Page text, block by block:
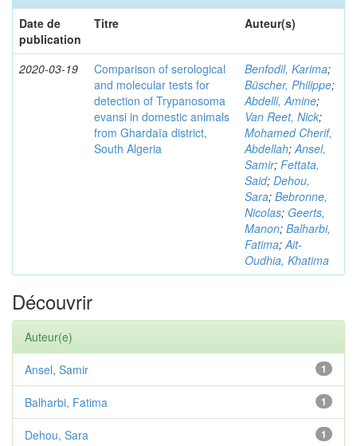
Date de
publication
Titre Auteur(s)
2020-03-19
Comparison of serological
and molecular tests for
detection of Trypanosoma
evansi in domestic animals
from Ghardaïa district,
South Algeria
Benfodil, Karima;
Büscher, Philippe;
Abdelli, Amine;
Van Reet, Nick;
Mohamed Cherif,
Abdellah;Ansel,
Samir; Fettata,
Said; Dehou,
Sara; Bebronne,
Nicolas; Geerts,
Manon; Balharbi,
Fatima;Ait-
Oudhia, Khatima
Découvrir
Auteur(e)
1
Ansel, Samir
1
Balharbi, Fatima
1
Dehou, Sara